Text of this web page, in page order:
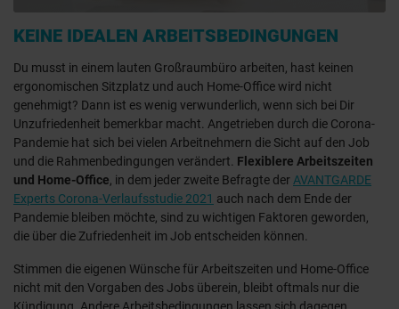
KEINE IDEALEN ARBEITSBEDINGUNGEN
Du musst in einem lauten Großraumbüro arbeiten, hast keinen
ergonomischen Sitzplatz und auch Home-Office wird nicht
genehmigt? Dann ist es wenig verwunderlich, wenn sich bei Dir
Unzufriedenheit bemerkbar macht. Angetrieben durch die Corona-
Pandemie hat sich bei vielen Arbeitnehmern die Sicht auf den Job
und die Rahmenbedingungen verändert. Flexiblere Arbeitszeiten
und Home-Office, in dem jeder zweite Befragte der AVANTGARDE
Experts Corona-Verlaufsstudie 2021 auch nach dem Ende der
Pandemie bleiben möchte, sind zu wichtigen Faktoren geworden,
die über die Zufriedenheit im Job entscheiden können.
Stimmen die eigenen Wünsche für Arbeitszeiten und Home-Office
nicht mit den Vorgaben des Jobs überein, bleibt oftmals nur die